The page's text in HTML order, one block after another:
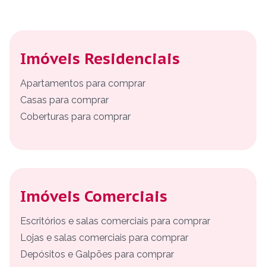
Imóveis Residenciais
Apartamentos para comprar
Casas para comprar
Coberturas para comprar
Imóveis Comerciais
Escritórios e salas comerciais para comprar
Lojas e salas comerciais para comprar
Depósitos e Galpões para comprar